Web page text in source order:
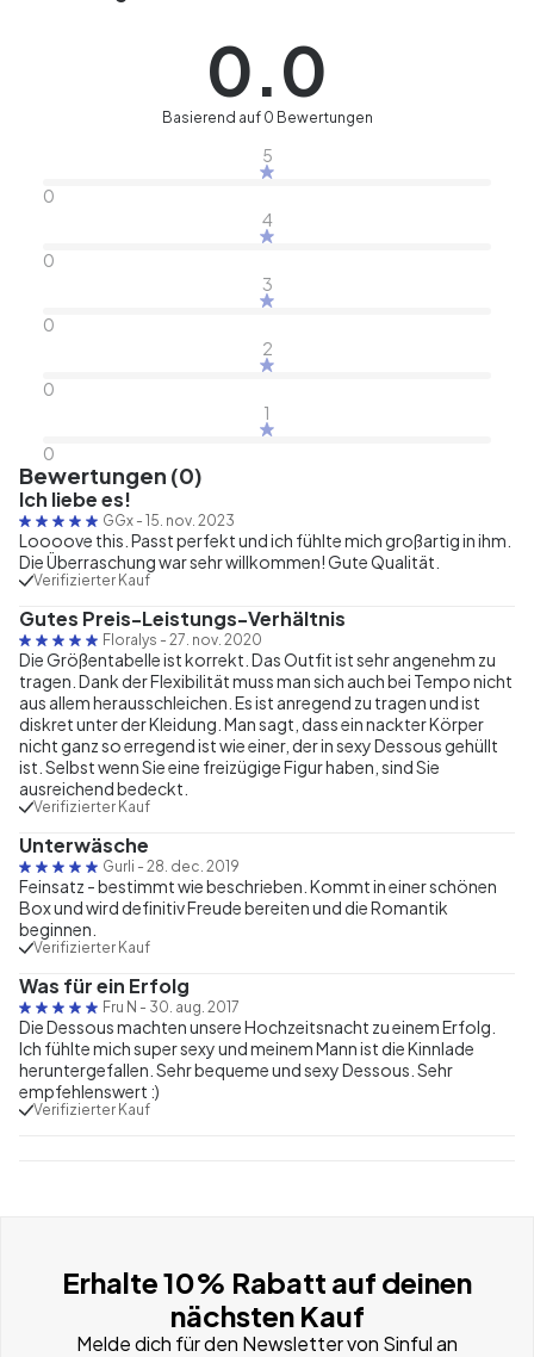
0.0
Basierend auf 0 Bewertungen
5
0
4
0
3
0
2
0
1
0
Bewertungen (0)
Ich liebe es!
GGx - 15. nov. 2023
Loooove this. Passt perfekt und ich fühlte mich großartig in ihm.
Die Überraschung war sehr willkommen! Gute Qualität.
Verifizierter Kauf
Gutes Preis-Leistungs-Verhältnis
Floralys - 27. nov. 2020
Die Größentabelle ist korrekt. Das Outfit ist sehr angenehm zu
tragen. Dank der Flexibilität muss man sich auch bei Tempo nicht
aus allem herausschleichen. Es ist anregend zu tragen und ist
diskret unter der Kleidung. Man sagt, dass ein nackter Körper
nicht ganz so erregend ist wie einer, der in sexy Dessous gehüllt
ist. Selbst wenn Sie eine freizügige Figur haben, sind Sie
ausreichend bedeckt.
Verifizierter Kauf
Unterwäsche
Gurli - 28. dec. 2019
Feinsatz - bestimmt wie beschrieben. Kommt in einer schönen
Box und wird definitiv Freude bereiten und die Romantik
beginnen.
Verifizierter Kauf
Was für ein Erfolg
Fru N - 30. aug. 2017
Die Dessous machten unsere Hochzeitsnacht zu einem Erfolg.
Ich fühlte mich super sexy und meinem Mann ist die Kinnlade
heruntergefallen. Sehr bequeme und sexy Dessous. Sehr
empfehlenswert :)
Verifizierter Kauf
Erhalte 10% Rabatt auf deinen
nächsten Kauf
Melde dich für den Newsletter von Sinful an